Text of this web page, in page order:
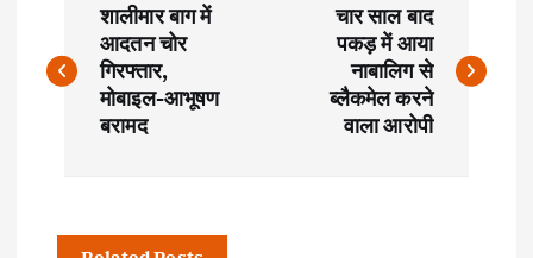
o
n
शालीमार बाग में
आदतन चोर
गिरफ्तार,
मोबाइल-आभूषण
बरामद
चार साल बाद
पकड़ में आया
नाबालिग से
ब्लैकमेल करने
वाला आरोपी